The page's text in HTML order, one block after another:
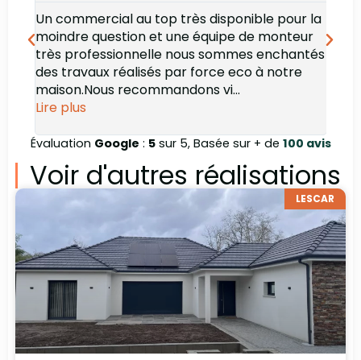
Un commercial au top très disponible pour la
moindre question et une équipe de monteur
très professionnelle nous sommes enchantés
des travaux réalisés par force eco à notre
maison.Nous recommandons vi...
Lire plus
Évaluation Google : 5sur 5, Basée sur + de 100 avis
Voir d'autres réalisations
LESCAR